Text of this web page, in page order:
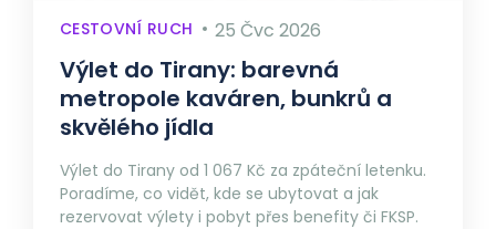
CESTOVNÍ RUCH 25 Čvc 2026
Výlet do Tirany: barevná
metropole kaváren, bunkrů a
skvělého jídla
Výlet do Tirany od 1 067 Kč za zpáteční letenku.
Poradíme, co vidět, kde se ubytovat a jak
rezervovat výlety i pobyt přes benefity či FKSP.